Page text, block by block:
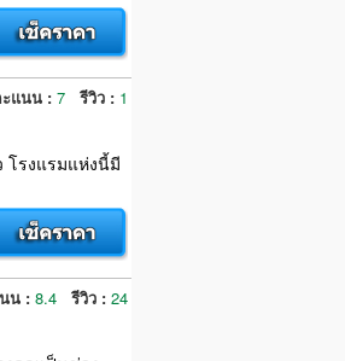
แนน : 7 รีวิว : 1
โรงแรมแห่งนี้มี
น : 8.4 รีวิว : 24